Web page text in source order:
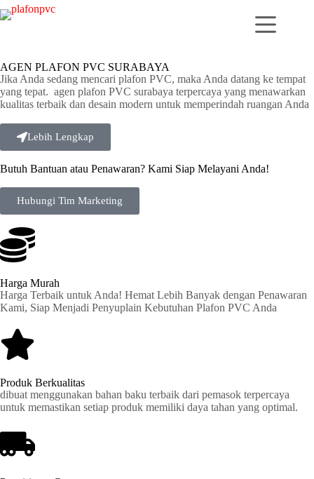
AGEN PLAFON PVC SURABAYA
Jika Anda sedang mencari plafon PVC, maka Anda datang ke tempat
yang tepat. agen plafon PVC surabaya terpercaya yang menawarkan
kualitas terbaik dan desain modern untuk memperindah ruangan Anda
Lebih Lengkap
Butuh Bantuan atau Penawaran? Kami Siap Melayani Anda!
Hubungi Tim Marketing
Harga Murah
Harga Terbaik untuk Anda! Hemat Lebih Banyak dengan Penawaran
Kami, Siap Menjadi Penyuplain Kebutuhan Plafon PVC Anda
Produk Berkualitas
dibuat menggunakan bahan baku terbaik dari pemasok terpercaya
untuk memastikan setiap produk memiliki daya tahan yang optimal.